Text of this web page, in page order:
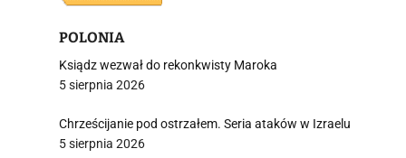
POLONIA
Ksiądz wezwał do rekonkwisty Maroka
5 sierpnia 2026
Chrześcijanie pod ostrzałem. Seria ataków w Izraelu
5 sierpnia 2026